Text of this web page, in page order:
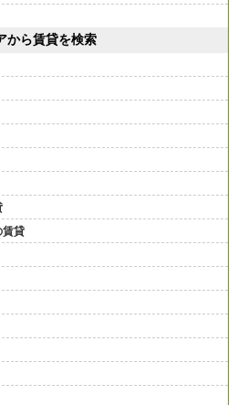
から賃貸を検索
賃貸